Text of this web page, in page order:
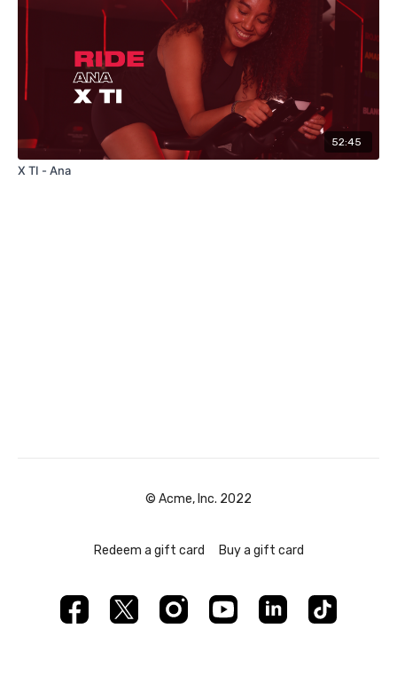
52:45
X TI - Ana
© Acme, Inc. 2022
Redeem a gift card Buy a gift card